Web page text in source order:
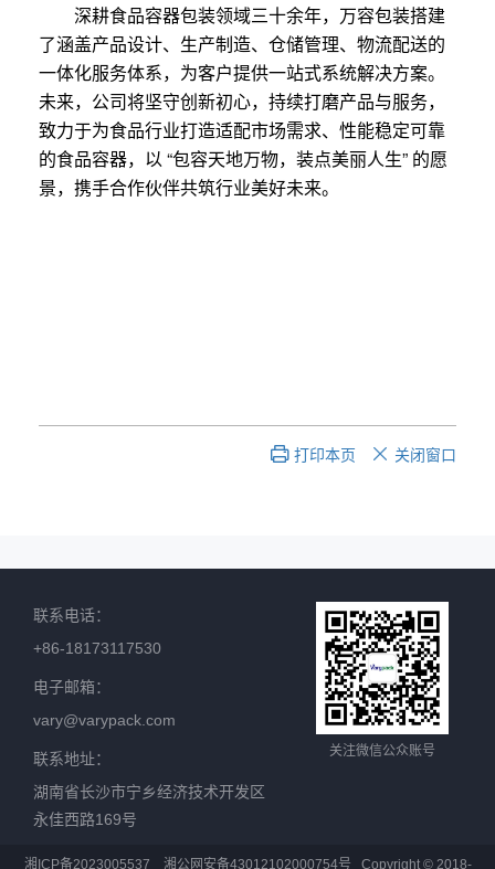
深耕食品容器包装领域三十余年，万容包装搭建
了涵盖产品设计、生产制造、仓储管理、物流配送的
一体化服务体系，为客户提供一站式系统解决方案。
未来，公司将坚守创新初心，持续打磨产品与服务，
致力于为食品行业打造适配市场需求、性能稳定可靠
的食品容器，以 “包容天地万物，装点美丽人生” 的愿
景，携手合作伙伴共筑行业美好未来。
 打印本页  关闭窗口
联系电话：
+86-18173117530
电子邮箱：
vary@varypack.com
联系地址：
湖南省长沙市宁乡经济技术开发区
永佳西路169号
关注微信公众账号
湘ICP备2023005537 湘公网安备43012102000754号 Copyright © 2018-